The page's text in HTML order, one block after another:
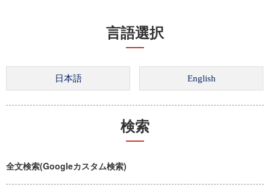
言語選択
検索
全文検索(Googleカスタム検索)